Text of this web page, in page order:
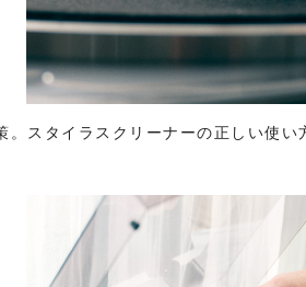
。スタイラスクリーナーの正しい使い